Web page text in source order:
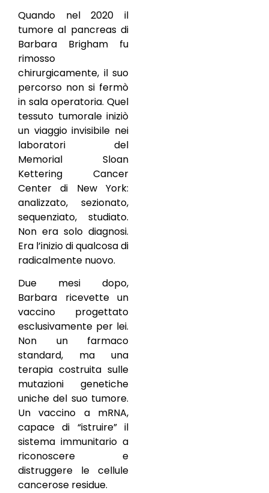
Quando nel 2020 il
tumore al pancreas di
Barbara Brigham fu
rimosso
chirurgicamente, il suo
percorso non si fermò
in sala operatoria. Quel
tessuto tumorale iniziò
un viaggio invisibile nei
laboratori del
Memorial Sloan
Kettering Cancer
Center di New York:
analizzato, sezionato,
sequenziato, studiato.
Non era solo diagnosi.
Era l’inizio di qualcosa di
radicalmente nuovo.
Due mesi dopo,
Barbara ricevette un
vaccino progettato
esclusivamente per lei.
Non un farmaco
standard, ma una
terapia costruita sulle
mutazioni genetiche
uniche del suo tumore.
Un vaccino a mRNA,
capace di “istruire” il
sistema immunitario a
riconoscere e
distruggere le cellule
cancerose residue.